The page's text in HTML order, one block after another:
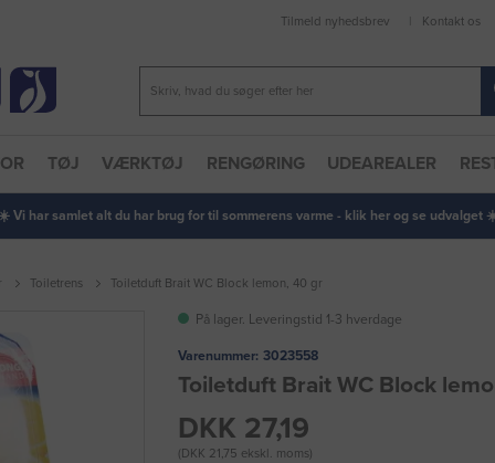
Tilmeld nyhedsbrev Kontakt os
TØJ VÆRKTØJ RENGØRING UDEAREALER
☀️ Vi har samlet alt du har brug for til sommerens varme - klik her og se udvalget ☀️
Toiletrens Toiletduft Brait WC Block lemon, 40 gr
På lager. Leveringstid 1-3 hverdage
Varenummer: 3023558
Toiletduft Brait WC Block
DKK 27,19
(DKK 21,75 ekskl. moms)